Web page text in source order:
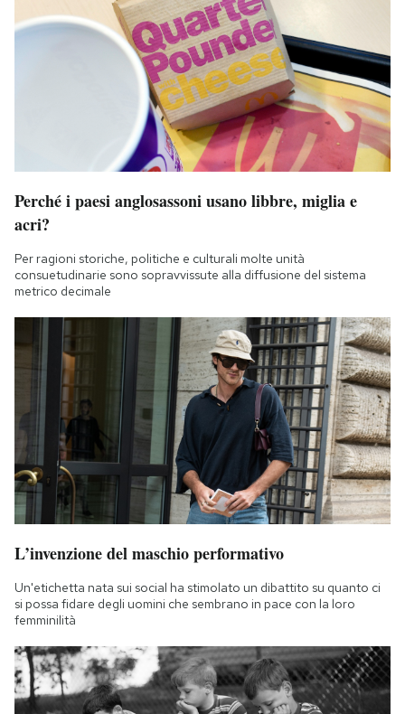
Perché i paesi anglosassoni usano libbre, miglia e
acri?
Per ragioni storiche, politiche e culturali molte unità
consuetudinarie sono sopravvissute alla diffusione del sistema
metrico decimale
L’invenzione del maschio performativo
Un'etichetta nata sui social ha stimolato un dibattito su quanto ci
si possa fidare degli uomini che sembrano in pace con la loro
femminilità